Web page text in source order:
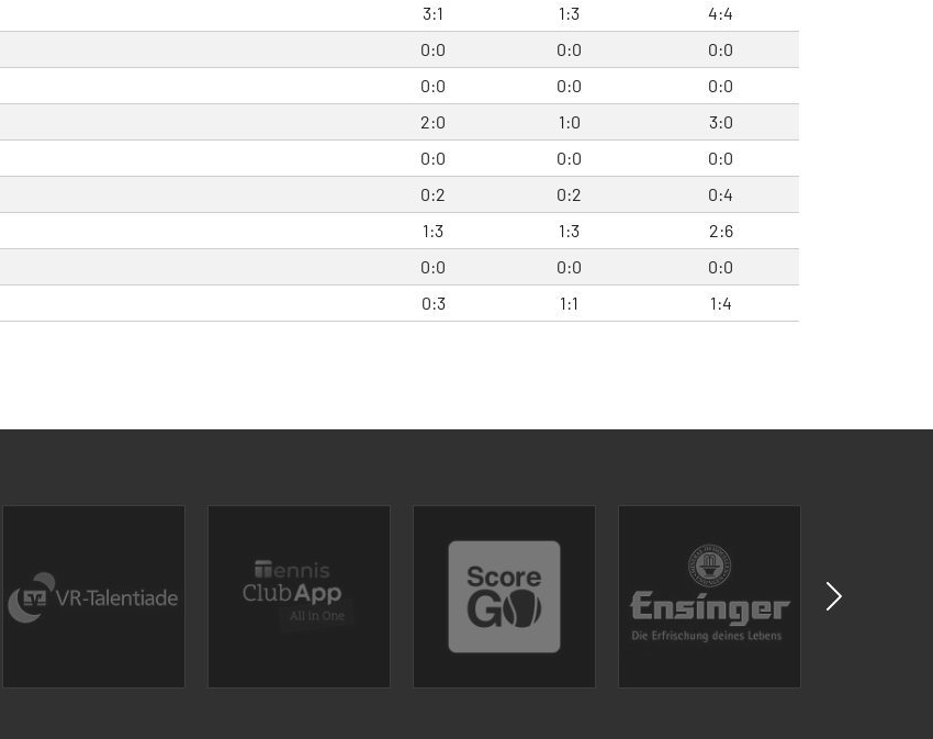
3:1 1:3
4:4
0:0 0:0
0:0
0:0 0:0
0:0
2:0 1:0
3:0
0:0 0:0
0:0
0:2 0:2
0:4
1:3 1:3
2:6
0:0 0:0
0:0
0:3 1:1 1:4